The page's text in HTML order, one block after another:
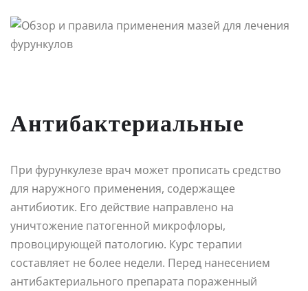
Антибактериальные
При фурункулезе врач может прописать средство
для наружного применения, содержащее
антибиотик. Его действие направлено на
уничтожение патогенной микрофлоры,
провоцирующей патологию. Курс терапии
составляет не более недели. Перед нанесением
антибактериального препарата пораженный